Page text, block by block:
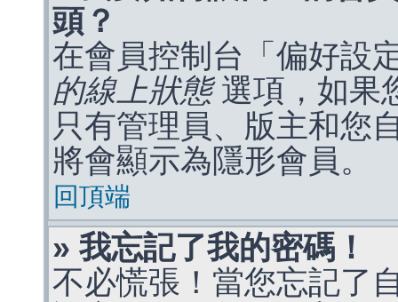
頭？
在會員控制台「偏好設
的線上狀態選項，如果
只有管理員、版主和您
將會顯示為隱形會員。
回頂端
» 我忘記了我的密碼！
不必慌張！當您忘記了